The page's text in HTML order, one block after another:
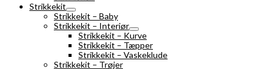
Strikkekit
Strikkekit – Baby
Strikkekit – Interiør
Strikkekit – Kurve
Strikkekit – Tæpper
Strikkekit – Vaskeklude
Strikkekit – Trøjer